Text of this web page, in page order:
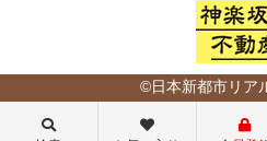
©日本新都市リア